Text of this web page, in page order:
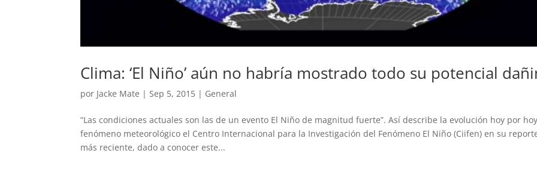
Clima: ‘El Niño’ aún no habría mostrado todo su potencial
por Jacke Mate |Sep 5, 2015 | General
“Las condiciones actuales son las de un evento El Niño de magnitud fuerte”. Así describe la evolución hoy por
fenómeno meteorológico el Centro Internacional para la Investigación del Fenómeno El Niño (Ciifen) en su
más reciente, dado a conocer este...